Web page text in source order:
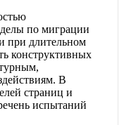
по миграции
при длительном
конструктивных
В
страниц и
испытаний